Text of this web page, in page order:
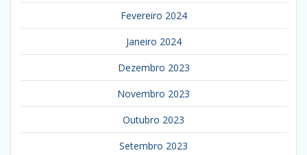
Fevereiro 2024
Janeiro 2024
Dezembro 2023
Novembro 2023
Outubro 2023
Setembro 2023